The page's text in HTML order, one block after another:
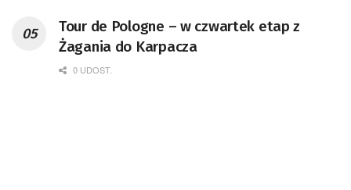
Tour de Pologne – w czwartek etap z
Żagania do Karpacza
0 UDOST.